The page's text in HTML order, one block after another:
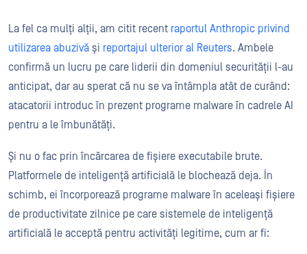
La fel ca mulți alții, am citit recent raportul Anthropic privind
utilizarea abuzivă și reportajul ulterior al Reuters. Ambele
confirmă un lucru pe care liderii din domeniul securității l-au
anticipat, dar au sperat că nu se va întâmpla atât de curând:
atacatorii introduc în prezent programe malware în cadrele AI
pentru a le îmbunătăți.
Și nu o fac prin încărcarea de fișiere executabile brute.
Platformele de inteligență artificială le blochează deja. În
schimb, ei încorporează programe malware în aceleași fișiere
de productivitate zilnice pe care sistemele de inteligență
artificială le acceptă pentru activități legitime, cum ar fi: